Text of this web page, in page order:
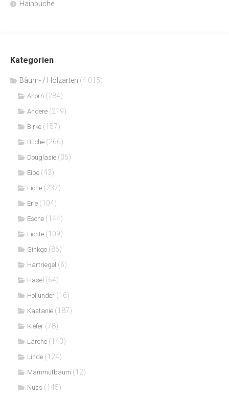
Hainbuche
Kategorien
Bäum- / Holzarten (4.015)
Ahorn (284)
Andere (219)
Birke (157)
Buche (266)
Douglasie (35)
Eibe (43)
Eiche (237)
Erle (104)
Esche (144)
Fichte (109)
Ginkgo (86)
Hartriegel (6)
Hasel (64)
Hollunder (16)
Kastanie (187)
Kiefer (78)
Lärche (143)
Linde (124)
Mammutbaum (12)
Nuss (145)